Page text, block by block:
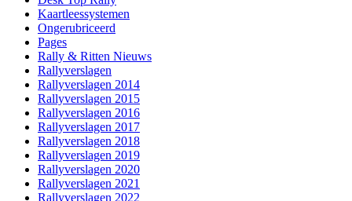
Kaartleessystemen
Ongerubriceerd
Pages
Rally & Ritten Nieuws
Rallyverslagen
Rallyverslagen 2014
Rallyverslagen 2015
Rallyverslagen 2016
Rallyverslagen 2017
Rallyverslagen 2018
Rallyverslagen 2019
Rallyverslagen 2020
Rallyverslagen 2021
Rallyverslagen 2022